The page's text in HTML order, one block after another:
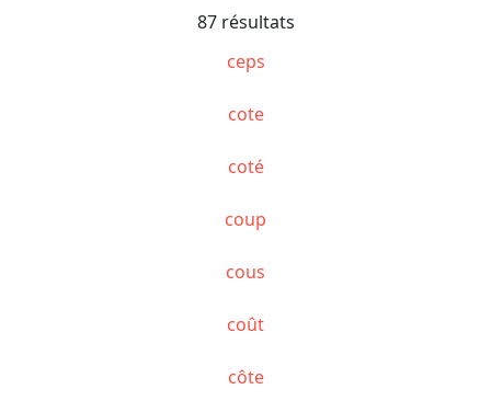
87 résultats
ceps
cote
coté
coup
cous
coût
côte